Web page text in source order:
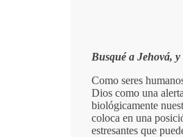
Busqué a Jehová,
Como seres
Dios como una
biológicamente
coloca en una
estresantes que